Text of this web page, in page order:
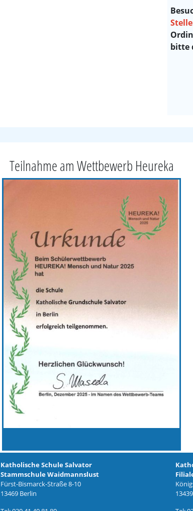
bitte
Teilnahme am Wettbewerb Heureka
Katholische Schule Salvator
Stammschule Waidmannslust
Fürst-Bismarck-Straße 8-10
13469 Berlin